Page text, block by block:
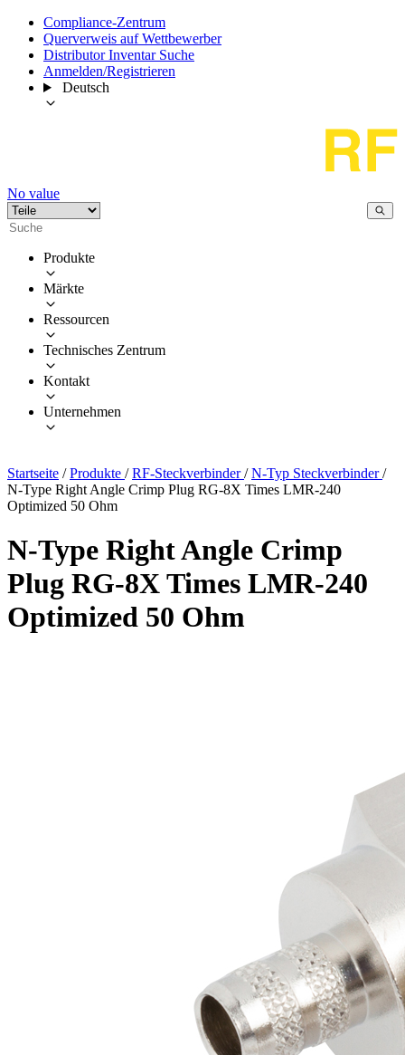
Compliance-Zentrum
Querverweis auf Wettbewerber
Distributor Inventar Suche
Anmelden/Registrieren
Deutsch
No value
Produkte
Märkte
Ressourcen
Technisches Zentrum
Kontakt
Unternehmen
Startseite / Produkte / RF-Steckverbinder/ N-Typ Steckverbinder/
N-Type Right Angle Crimp Plug RG-8X Times LMR-240
Optimized 50 Ohm
N-Type Right Angle Crimp
Plug RG-8X Times LMR-240
Optimized 50 Ohm